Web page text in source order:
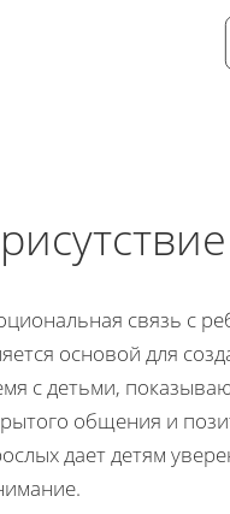
связь с
основой для
с детьми,
общения и
дает детям